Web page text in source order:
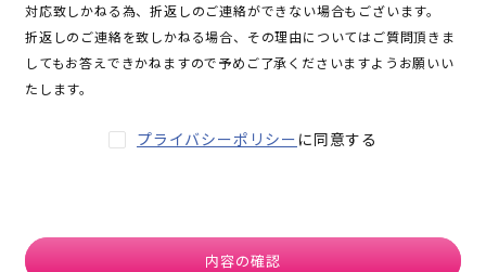
対応致しかねる為、折返しのご連絡ができない場合もございます。
折返しのご連絡を致しかねる場合、その理由についてはご質問頂きま
してもお答えできかねますので予めご了承くださいますようお願いい
たします。
プライバシーポリシー に同意する
内容の確認